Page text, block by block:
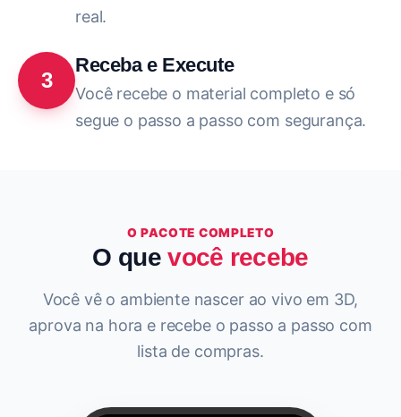
real.
3
Receba e Execute
Você recebe o material completo e só
segue o passo a passo com segurança.
O PACOTE COMPLETO
O quevocê recebe
Você vê o ambiente nascer ao vivo em 3D,
aprova na hora e recebe o passo a passo com
lista de compras.